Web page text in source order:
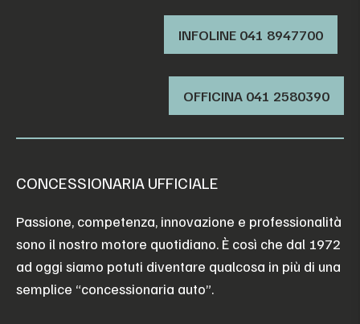
INFOLINE 041 8947700
OFFICINA ‭041 2580390‬
CONCESSIONARIA UFFICIALE
Passione, competenza, innovazione e professionalità
sono il nostro motore quotidiano. È così che dal 1972
ad oggi siamo potuti diventare qualcosa in più di una
semplice “concessionaria auto”.